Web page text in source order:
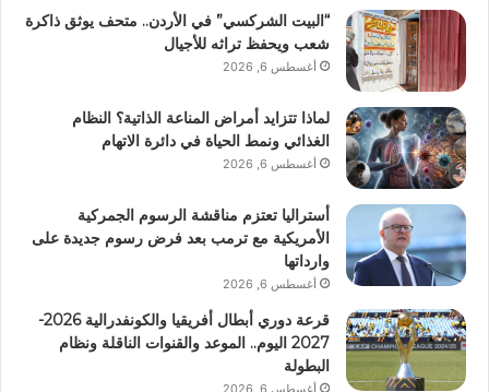
“البيت الشركسي” في الأردن.. متحف يوثق ذاكرة
شعب ويحفظ تراثه للأجيال
أغسطس 6, 2026
لماذا تتزايد أمراض المناعة الذاتية؟ النظام
الغذائي ونمط الحياة في دائرة الاتهام
أغسطس 6, 2026
أستراليا تعتزم مناقشة الرسوم الجمركية
الأمريكية مع ترمب بعد فرض رسوم جديدة على
وارداتها
أغسطس 6, 2026
قرعة دوري أبطال أفريقيا والكونفدرالية 2026-
2027 اليوم.. الموعد والقنوات الناقلة ونظام
البطولة
أغسطس 6, 2026